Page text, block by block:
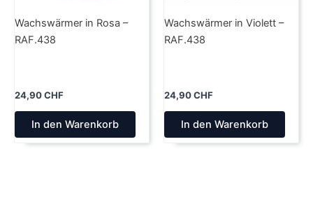
Wachswärmer in Rosa –
RAF.438
24,90CHF
In den Warenkorb
Wachswärmer in Violett –
RAF.438
24,90CHF
In den Warenkorb